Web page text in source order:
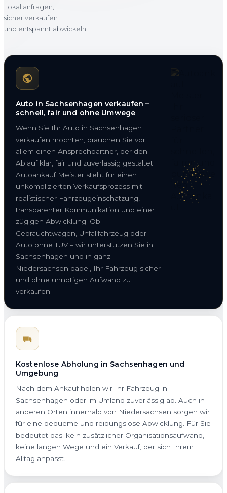
Lokal anfragen,
sicher verkaufen
und entspannt abwickeln.
Auto in Sachsenhagen verkaufen –
schnell, fair und ohne Umwege
Wenn Sie Ihr Auto in Sachsenhagen
verkaufen möchten, brauchen Sie vor
allem einen Ansprechpartner, der den
Ablauf klar, fair und zuverlässig gestaltet.
Autoankauf Meister steht für einen
unkomplizierten Verkaufsprozess mit
realistischer Fahrzeugeinschätzung,
transparenter Kommunikation und einer
zügigen Abwicklung. Ob
Gebrauchtwagen, Unfallfahrzeug oder
Auto ohne TÜV – wir unterstützen Sie in
Sachsenhagen und in ganz
Niedersachsen dabei, Ihr Fahrzeug sicher
und ohne unnötigen Aufwand zu
verkaufen.
Kostenlose Abholung in Sachsenhagen und
Umgebung
Nach dem Ankauf holen wir Ihr Fahrzeug in
Sachsenhagen oder im Umland zuverlässig ab. Auch in
anderen Orten innerhalb von Niedersachsen sorgen wir
für eine bequeme und reibungslose Abwicklung. Für Sie
bedeutet das: kein zusätzlicher Organisationsaufwand,
keine langen Wege und ein Verkauf, der sich Ihrem
Alltag anpasst.